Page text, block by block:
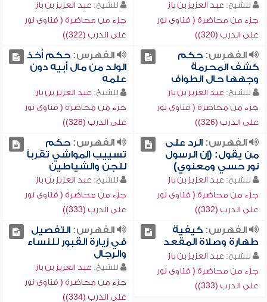
للشيخ: عبد العزيز بن باز
جزء من محاضرة ( فتاوى نور
على الدرب (320))
للشيخ: عبد العزيز بن باز
جزء من محاضرة ( فتاوى نور
على الدرب (322))
الفهرس:حكم
كشف المحرمة
وجهها حال الطواف
للشيخ: عبد العزيز بن باز
جزء من محاضرة ( فتاوى نور
على الدرب (326))
الفهرس:حكم أخذ
الولد من مال أبيه دون
علمه
للشيخ: عبد العزيز بن باز
جزء من محاضرة ( فتاوى نور
على الدرب (328))
الفهرس:الرد على
من يقول: (إن الرسول
نور حسي ومعنوي)
للشيخ: عبد العزيز بن باز
جزء من محاضرة ( فتاوى نور
على الدرب (332))
الفهرس:حكم
تسييب المواشي تقرباً
للجن والشياطين
للشيخ: عبد العزيز بن باز
جزء من محاضرة ( فتاوى نور
على الدرب (333))
الفهرس:كيفية
طهارة وصلاة المقعد
للشيخ: عبد العزيز بن باز
جزء من محاضرة ( فتاوى نور
على الدرب (333))
الفهرس:التفصيل
في زيارة القبور للنساء
والرجال
للشيخ: عبد العزيز بن باز
جزء من محاضرة ( فتاوى نور
على الدرب (334))